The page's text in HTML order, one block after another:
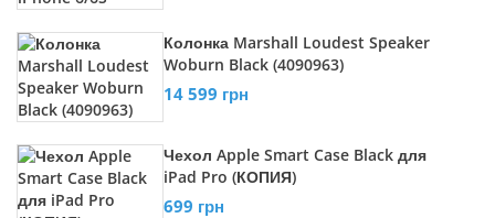
Колонка Marshall Loudest Speaker
Woburn Black (4090963)
14 599 грн
Чехол Apple Smart Case Black для
iPad Pro (КОПИЯ)
699 грн